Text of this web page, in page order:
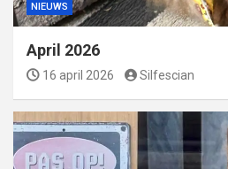
NIEUWS
April 2026
16 april 2026 Silfescian